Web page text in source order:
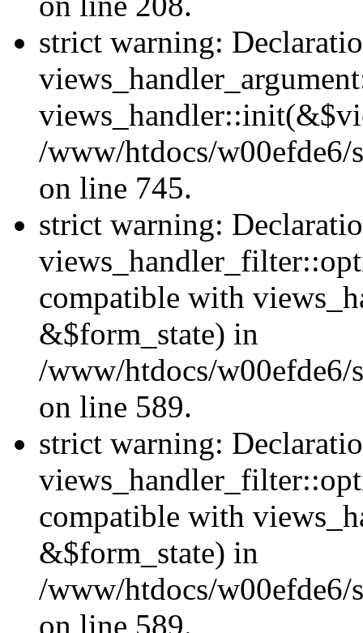
strict warning:
/www/htdocs/w00efde6/
on line 745.
strict warning:
compatible with
&$form_state) in
/www/htdocs/w00efde6/
on line 589.
strict warning:
compatible with
&$form_state) in
/www/htdocs/w00efde6/
on line 589.